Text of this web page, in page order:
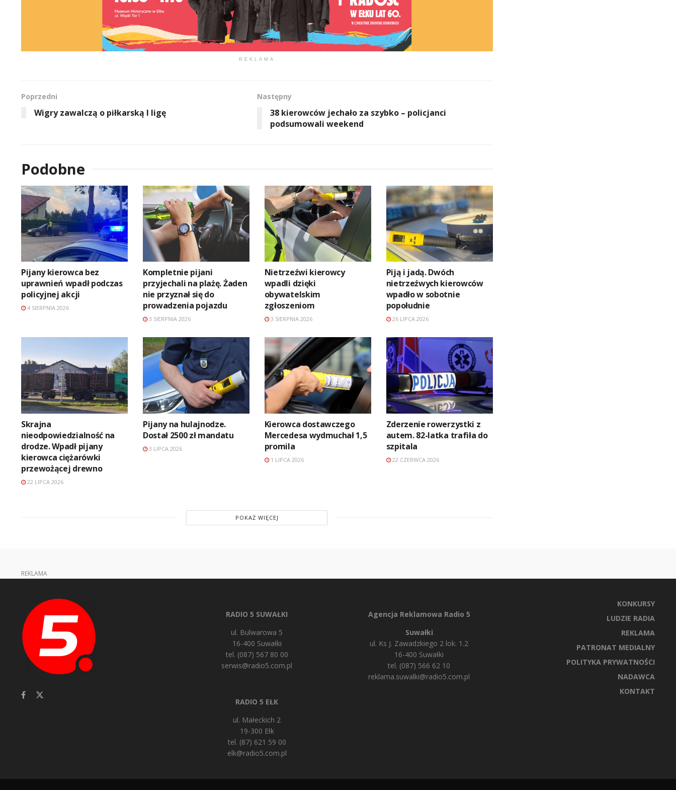
REKLAMA
Poprzedni
Wigry zawalczą o piłkarską I ligę
Następny
38 kierowców jechało za szybko – policjanci
podsumowali weekend
Podobne
Pijany kierowca bez
uprawnień wpadł podczas
policyjnej akcji
4 SIERPNIA 2026
Kompletnie pijani
przyjechali na plażę. Żaden
nie przyznał się do
prowadzenia pojazdu
3 SIERPNIA 2026
Nietrzeźwi kierowcy
wpadli dzięki
obywatelskim
zgłoszeniom
3 SIERPNIA 2026
Piją i jadą. Dwóch
nietrzeźwych kierowców
wpadło w sobotnie
popołudnie
26 LIPCA 2026
Skrajna
nieodpowiedzialność na
drodze. Wpadł pijany
kierowca ciężarówki
przewożącej drewno
22 LIPCA 2026
Pijany na hulajnodze.
Dostał 2500 zł mandatu
3 LIPCA 2026
Kierowca dostawczego
Mercedesa wydmuchał 1,5
promila
1 LIPCA 2026
Zderzenie rowerzystki z
autem. 82-latka trafiła do
szpitala
22 CZERWCA 2026
POKAŻ WIĘCEJ
REKLAMA
RADIO 5 SUWAŁKI
ul. Bulwarowa 5
16-400 Suwałki
tel. (087) 567 80 00
serwis@radio5.com.pl
RADIO 5 EŁK
ul. Małeckich 2
19-300 Ełk
tel. (87) 621 59 00
elk@radio5.com.pl
Agencja Reklamowa Radio 5
Suwałki
ul. Ks J. Zawadzkiego 2 lok. 1.2
16-400 Suwałki
tel. (087) 566 62 10
reklama.suwalki@radio5.com.pl
KONKURSY
LUDZIE RADIA
REKLAMA
PATRONAT MEDIALNY
POLITYKA PRYWATNOŚCI
NADAWCA
KONTAKT